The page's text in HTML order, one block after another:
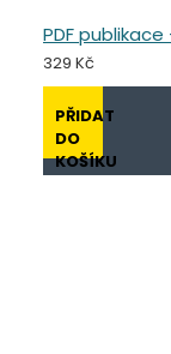
329 Kč
PŘIDAT
DO
KOŠÍKU